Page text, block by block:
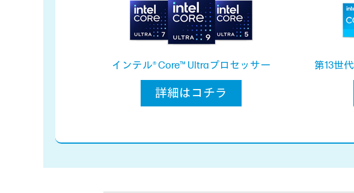
インテル® Core™ Ultraプロセッサー
詳細はコチラ
第13世